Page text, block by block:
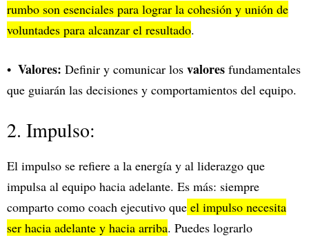
rumbo son esenciales para lograr la cohesión y unión de
voluntades para alcanzar el resultado.
Valores: Definir y comunicar los valores fundamentales
que guiarán las decisiones y comportamientos del equipo.
2. Impulso:
El impulso se refiere a la energía y al liderazgo que
impulsa al equipo hacia adelante. Es más: siempre
comparto como coach ejecutivo que el impulso necesita
ser hacia adelante y hacia arriba. Puedes lograrlo